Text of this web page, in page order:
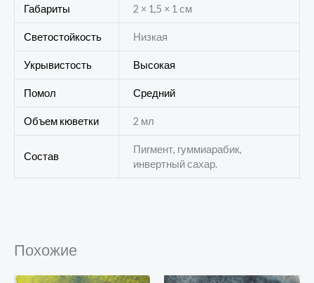
Габариты 2 × 1,5 × 1 см
Светостойкость Низкая
Укрывистость Высокая
Помол Средний
Объем кюветки 2 мл
Состав
Пигмент, гуммиарабик,
инвертный сахар.
Похожие